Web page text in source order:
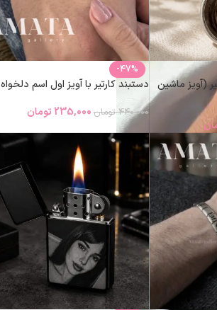
(آویز ماشین
-47%
دستبند کارتیر با آویز اول اسم دلخواه
440,000 تومان235,000 تومان